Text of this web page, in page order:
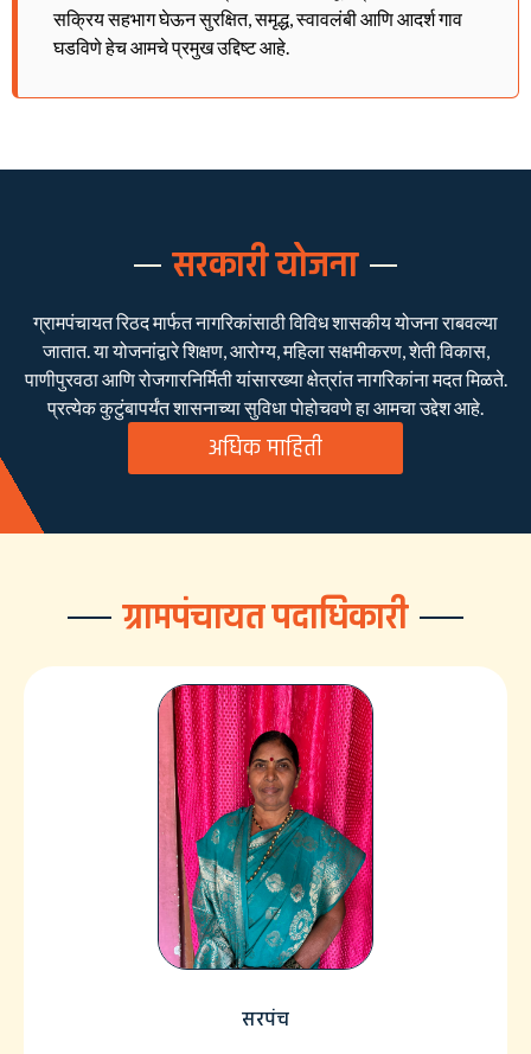
सक्रिय सहभाग घेऊन सुरक्षित, समृद्ध, स्वावलंबी आणि आदर्श गाव
घडविणे हेच आमचे प्रमुख उद्दिष्ट आहे.
सरकारी योजना
ग्रामपंचायत रिठद मार्फत नागरिकांसाठी विविध शासकीय योजना राबवल्या
जातात. या योजनांद्वारे शिक्षण, आरोग्य, महिला सक्षमीकरण, शेती विकास,
पाणीपुरवठा आणि रोजगारनिर्मिती यांसारख्या क्षेत्रांत नागरिकांना मदत मिळते.
प्रत्येक कुटुंबापर्यंत शासनाच्या सुविधा पोहोचवणे हा आमचा उद्देश आहे.
अधिक माहिती
ग्रामपंचायत पदाधिकारी
सरपंच